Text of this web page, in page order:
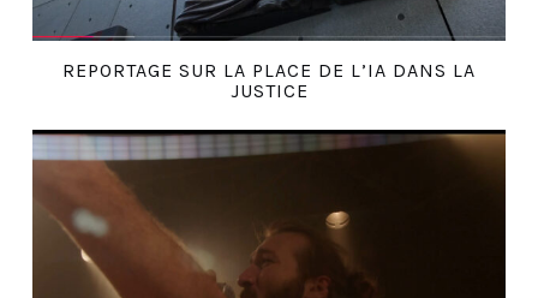
REPORTAGE SUR LA PLACE DE L’IA DANS LA
JUSTICE